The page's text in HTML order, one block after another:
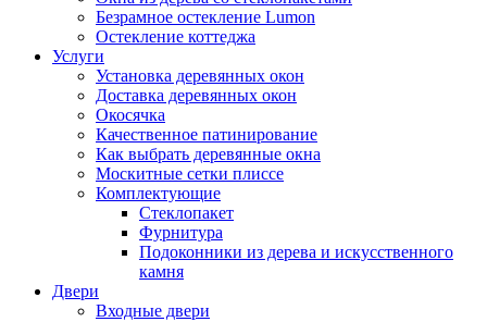
Безрамное остекление Lumon
Остекление коттеджа
Услуги
Установка деревянных окон
Доставка деревянных окон
Окосячка
Качественное патинирование
Как выбрать деревянные окна
Москитные сетки плиссе
Комплектующие
Стеклопакет
Фурнитура
Подоконники из дерева и искусственного
камня
Двери
Входные двери